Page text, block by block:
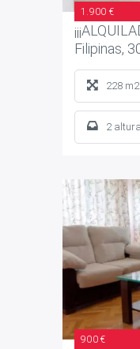
1.900 €
Filipinas,
228 m2
2
900 €